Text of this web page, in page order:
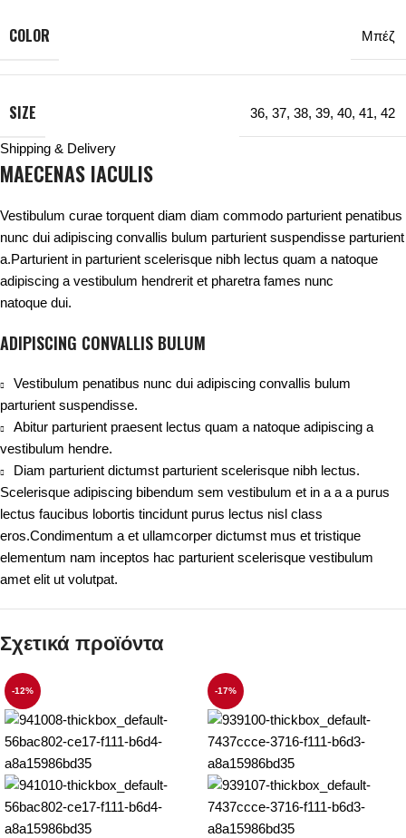
COLOR Μπέζ
SIZE 36, 37, 38, 39, 40, 41, 42
Shipping & Delivery
MAECENAS IACULIS
Vestibulum curae torquent diam diam commodo parturient penatibus
nunc dui adipiscing convallis bulum parturient suspendisse parturient
a.Parturient in parturient scelerisque nibh lectus quam a natoque
adipiscing a vestibulum hendrerit et pharetra fames nunc
natoque dui.
ADIPISCING CONVALLIS BULUM
Vestibulum penatibus nunc dui adipiscing convallis bulum
parturient suspendisse.
Abitur parturient praesent lectus quam a natoque adipiscing a
vestibulum hendre.
Diam parturient dictumst parturient scelerisque nibh lectus.
Scelerisque adipiscing bibendum sem vestibulum et in a a a purus
lectus faucibus lobortis tincidunt purus lectus nisl class
eros.Condimentum a et ullamcorper dictumst mus et tristique
elementum nam inceptos hac parturient scelerisque vestibulum
amet elit ut volutpat.
Σχετικά προϊόντα
-12% -17%